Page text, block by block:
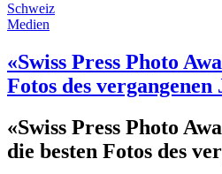
Schweiz
Medien
«Swiss Press Photo
Fotos des vergangenen
«Swiss Press Photo
die besten Fotos des